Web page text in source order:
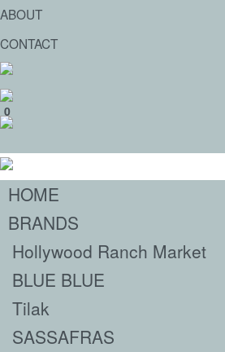
ABOUT
CONTACT
0
HOME
BRANDS
Hollywood Ranch Market
BLUE BLUE
Tilak
SASSAFRAS